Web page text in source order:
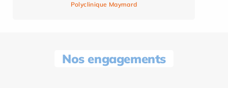
Polyclinique Maymard
Nos engagements